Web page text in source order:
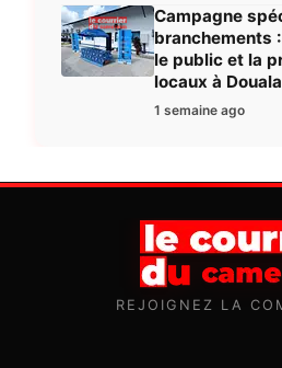
Campagne
branchements
le public et la
locaux à Douala
1 semaine ago
REJOIGNEZ LA